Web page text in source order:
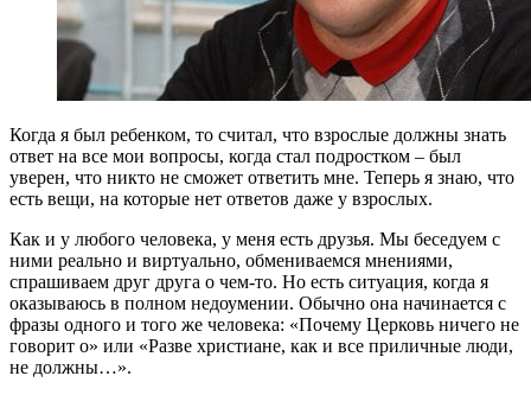
Когда я был ребенком, то считал, что взрослые должны знать
ответ на все мои вопросы, когда стал подростком – был
уверен, что никто не сможет ответить мне. Теперь я знаю, что
есть вещи, на которые нет ответов даже у взрослых.
Как и у любого человека, у меня есть друзья. Мы беседуем с
ними реально и виртуально, обмениваемся мнениями,
спрашиваем друг друга о чем-то. Но есть ситуация, когда я
оказываюсь в полном недоумении. Обычно она начинается с
фразы одного и того же человека: «Почему Церковь ничего не
говорит о» или «Разве христиане, как и все приличные люди,
не должны…».